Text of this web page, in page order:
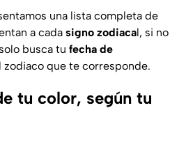
una lista completa de
a cada signo zodiacal, si no
busca tu fecha de
zodiaco que te corresponde.
tu color, según tu